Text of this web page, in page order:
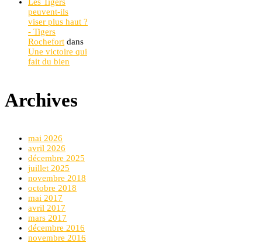
peuvent-ils
viser plus haut ?
- Tigers
Rochefort dans
Une victoire qui
fait du bien
Archives
mai 2026
avril 2026
décembre 2025
juillet 2025
novembre 2018
octobre 2018
mai 2017
avril 2017
mars 2017
décembre 2016
novembre 2016